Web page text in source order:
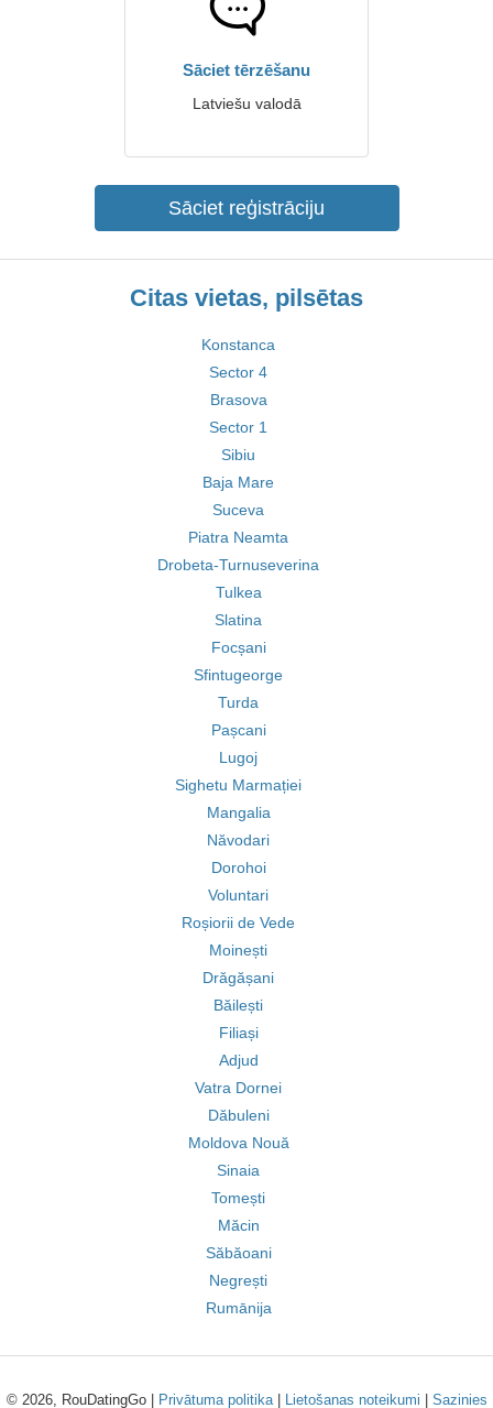
Sāciet tērzēšanu
Latviešu valodā
Sāciet reģistrāciju
Citas vietas, pilsētas
Konstanca
Sector 4
Brasova
Sector 1
Sibiu
Baja Mare
Suceva
Piatra Neamta
Drobeta-Turnuseverina
Tulkea
Slatina
Focșani
Sfintugeorge
Turda
Pașcani
Lugoj
Sighetu Marmației
Mangalia
Năvodari
Dorohoi
Voluntari
Roșiorii de Vede
Moinești
Drăgășani
Băilești
Filiași
Adjud
Vatra Dornei
Dăbuleni
Moldova Nouă
Sinaia
Tomești
Măcin
Săbăoani
Negrești
Rumānija
© 2026, RouDatingGo | Privātuma politika| Lietošanas noteikumi Sazinies